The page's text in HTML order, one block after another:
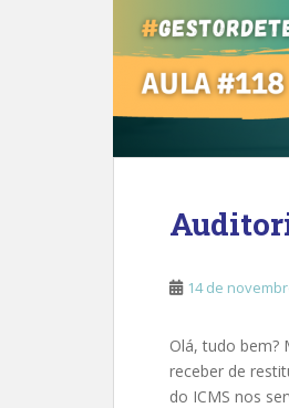
14 de
Olá, tudo bem?
receber de
do ICMS nos